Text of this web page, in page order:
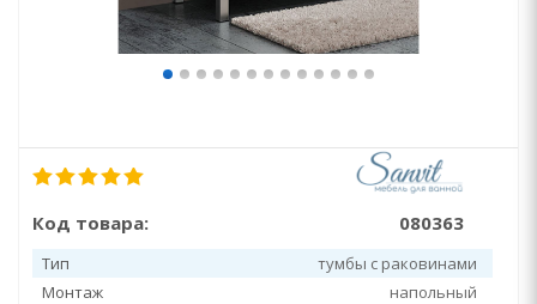
Код товара: 080363
Тип
тумбы с раковинами
Монтаж
напольный